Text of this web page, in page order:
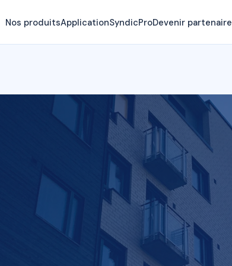
Nos produitsApplicationSyndicProDevenir partenaire